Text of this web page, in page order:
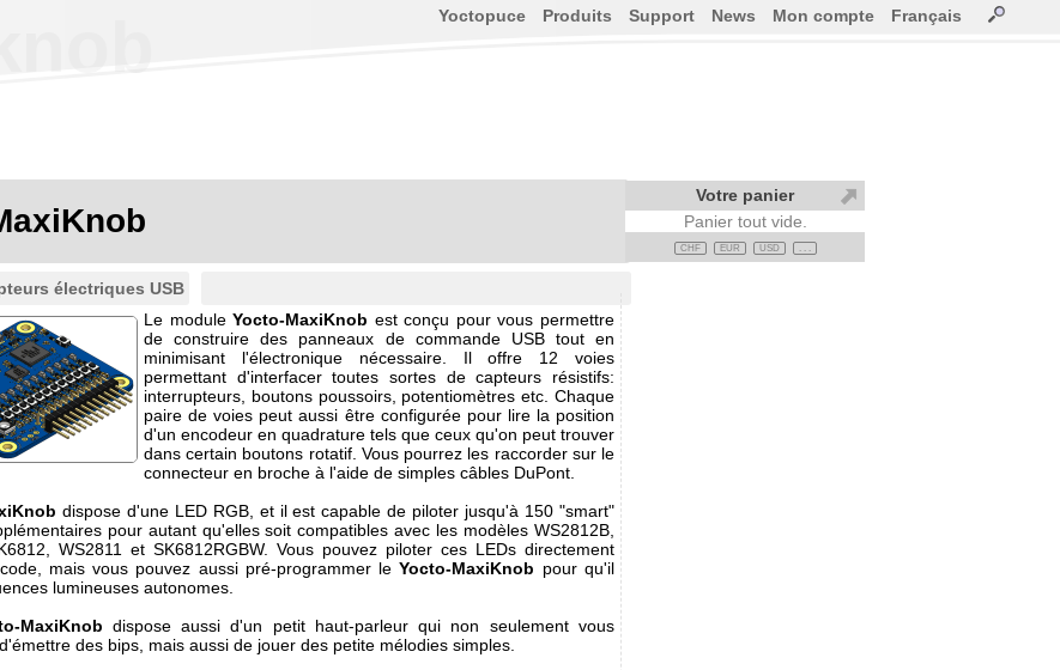
électriques USB
Le moduleYocto-MaxiKnob est conçu pour vous permettre
de construire des panneaux de commande USB tout en
minimisant l'électronique nécessaire. Il offre 12 voies
permettant d'interfacer toutes sortes de capteurs résistifs:
interrupteurs, boutons poussoirs, potentiomètres etc. Chaque
paire de voies peut aussi être configurée pour lire la position
d'un encodeur en quadrature tels que ceux qu'on peut trouver
dans certain boutons rotatif. Vous pourrez les raccorder sur le
connecteur en broche à l'aide de simples câbles DuPont.
dispose d'une LED RGB, et il est capable de piloter jusqu'à 150 "smart"
pour autant qu'elles soit compatibles avec les modèles WS2812B,
WS2811 et SK6812RGBW. Vous pouvez piloter ces LEDs directement
mais vous pouvez aussi pré-programmer leYocto-MaxiKnob pour qu'il
lumineuses autonomes.
MaxiKnob dispose aussi d'un petit haut-parleur qui non seulement vous
des bips, mais aussi de jouer des petite mélodies simples.
Yoctopuce Produits Support News Mon compte Français
Votre panier
Panier tout vide.
CHF EUR USD . . .